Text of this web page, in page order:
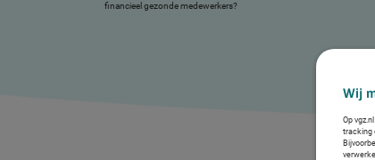
financieel gezonde medewerkers?
Wij
Op
tracking